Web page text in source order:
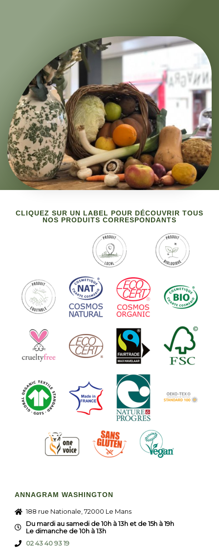
CLIQUEZ SUR UN LABEL POUR DÉCOUVRIR TOUS
NOS PRODUITS CORRESPONDANTS
ANNAGRAM WASHINGTON
188 rue Nationale, 72000 Le Mans
Du mardi au samedi de 10h à 13h et de 15h à 19h
Le dimanche de 10h à 13h
02 43 40 93 19